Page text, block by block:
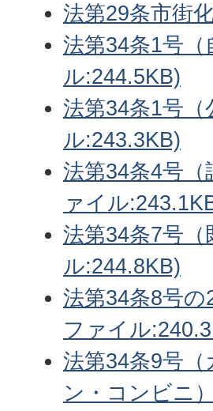
法第29条市街
法第34条1号
ル:244.5KB)
法第34条1号
ル:243.3KB)
法第34条4号
ァイル
法第34条7号
ル:244.8KB)
法第34条8号
ファイル
法第34条9号
ン・コンビニ